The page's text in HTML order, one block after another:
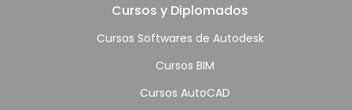
Cursos y Diplomados
Cursos Softwares de Autodesk
Cursos BIM
Cursos AutoCAD